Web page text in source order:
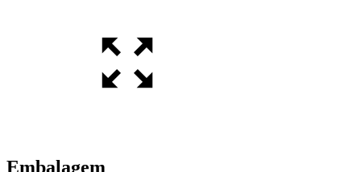
Embalagem